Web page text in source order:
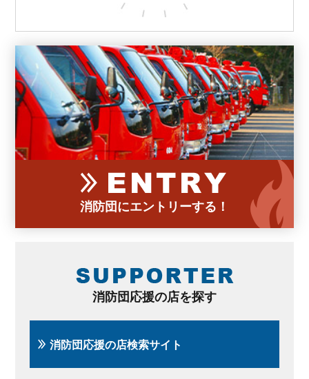
消防団にエントリーする！
消防団応援の店を探す
消防団応援の店検索サイト